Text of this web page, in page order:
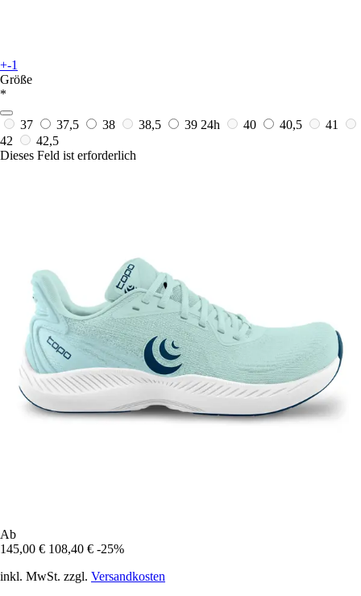
+-1
Größe
*
37 37,5 38 38,5 39 24h 40 40,5
41
42
42,5
Dieses Feld ist erforderlich
Ab
145,00 € 108,40 € -25%
inkl. MwSt. zzgl. Versandkosten